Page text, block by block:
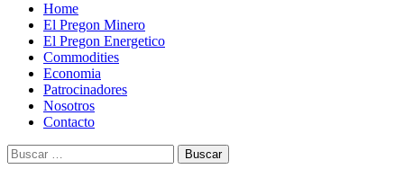
Home
El Pregon Minero
El Pregon Energetico
Commodities
Economia
Patrocinadores
Nosotros
Contacto
Buscar: